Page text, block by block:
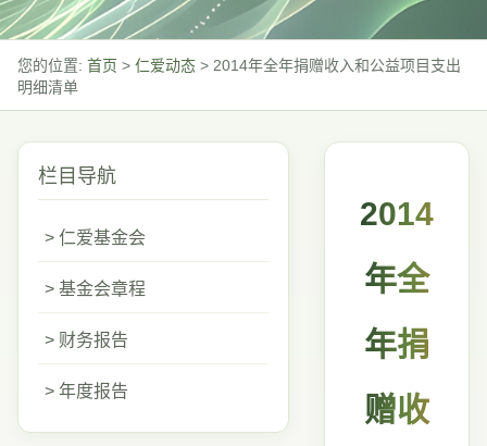
您的位置: 首页 > 仁爱动态 > 2014年全年捐赠收入和公益项目支出
明细清单
栏目导航
> 仁爱基金会
> 基金会章程
> 财务报告
> 年度报告
2014
年全
年捐
赠收